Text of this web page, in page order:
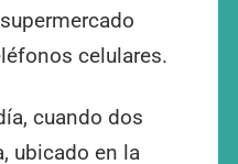
celulares.
cuando dos
ubicado en la